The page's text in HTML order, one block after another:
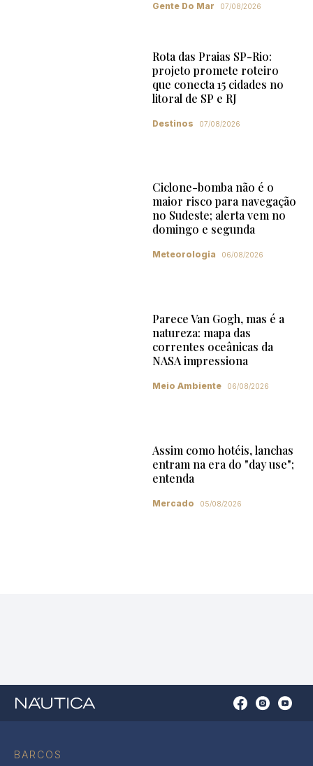
Gente Do Mar 07/08/2026
Rota das Praias SP-Rio:
projeto promete roteiro
que conecta 15 cidades no
litoral de SP e RJ
Destinos 07/08/2026
Ciclone-bomba não é o
maior risco para navegação
no Sudeste; alerta vem no
domingo e segunda
Meteorologia 06/08/2026
Parece Van Gogh, mas é a
natureza: mapa das
correntes oceânicas da
NASA impressiona
Meio Ambiente 06/08/2026
Assim como hotéis, lanchas
entram na era do "day use";
entenda
Mercado 05/08/2026
BARCOS
OpenOpenOpen